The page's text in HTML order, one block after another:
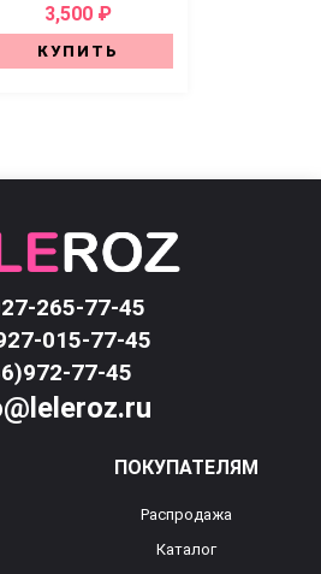
3,500 ₽
КУПИТЬ
265-77-45
015-77-45
77-45
ПОКУПАТЕЛЯМ
Распродажа
Каталог